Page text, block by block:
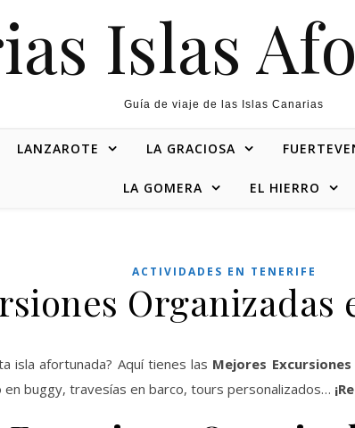
Islas
Guía de viaje de las Islas Canarias
LANZAROTE LA GRACIOSA
LA GOMERA EL HIERRO
ACTIVIDADES EN TENERIFE
Organizadas
isla afortunada? Aquí tienes las Mejores
buggy, travesías en barco, tours personalizados…